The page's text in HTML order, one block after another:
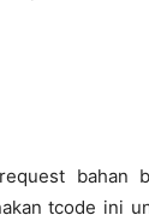
bahan
tcode ini